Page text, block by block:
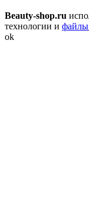
Beauty-shop.ru
технологии и файлы
ok